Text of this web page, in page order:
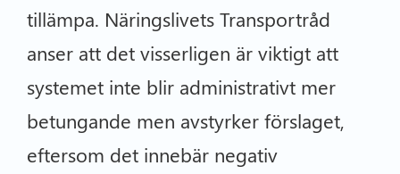
tillämpa. Näringslivets Transportråd
anser att det visserligen är viktigt att
systemet inte blir administrativt mer
betungande men avstyrker förslaget,
eftersom det innebär negativ